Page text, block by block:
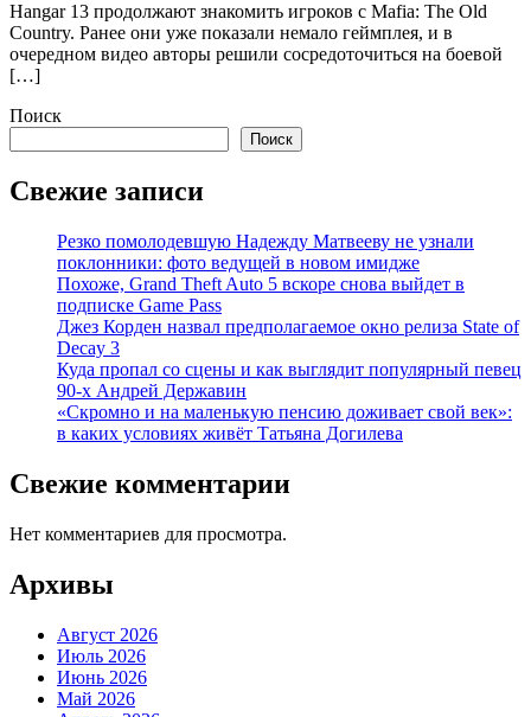
Hangar 13 продолжают знакомить игроков с Mafia: The Old
Country. Ранее они уже показали немало геймплея, и в
очередном видео авторы решили сосредоточиться на боевой
[…]
Поиск
Поиск
Свежие записи
Резко помолодевшую Надежду Матвееву не узнали
поклонники: фото ведущей в новом имидже
Похоже, Grand Theft Auto 5 вскоре снова выйдет в
подписке Game Pass
Джез Корден назвал предполагаемое окно релиза State of
Decay 3
Куда пропал со сцены и как выглядит популярный певец
90-х Андрей Державин
«Скромно и на маленькую пенсию доживает свой век»:
в каких условиях живёт Татьяна Догилева
Свежие комментарии
Нет комментариев для просмотра.
Архивы
Август 2026
Июль 2026
Июнь 2026
Май 2026